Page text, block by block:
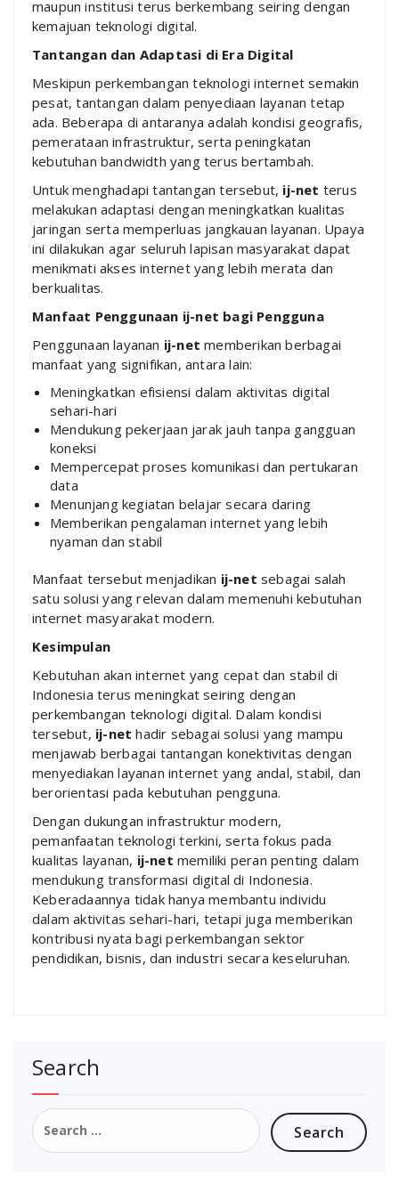
maupun institusi terus berkembang seiring dengan
kemajuan teknologi digital.
Tantangan dan Adaptasi di Era Digital
Meskipun perkembangan teknologi internet semakin
pesat, tantangan dalam penyediaan layanan tetap
ada. Beberapa di antaranya adalah kondisi geografis,
pemerataan infrastruktur, serta peningkatan
kebutuhan bandwidth yang terus bertambah.
Untuk menghadapi tantangan tersebut, ij-net terus
melakukan adaptasi dengan meningkatkan kualitas
jaringan serta memperluas jangkauan layanan. Upaya
ini dilakukan agar seluruh lapisan masyarakat dapat
menikmati akses internet yang lebih merata dan
berkualitas.
Manfaat Penggunaan ij-net bagi Pengguna
Penggunaan layanan ij-net memberikan berbagai
manfaat yang signifikan, antara lain:
Meningkatkan efisiensi dalam aktivitas digital
sehari-hari
Mendukung pekerjaan jarak jauh tanpa gangguan
koneksi
Mempercepat proses komunikasi dan pertukaran
data
Menunjang kegiatan belajar secara daring
Memberikan pengalaman internet yang lebih
nyaman dan stabil
Manfaat tersebut menjadikan ij-net sebagai salah
satu solusi yang relevan dalam memenuhi kebutuhan
internet masyarakat modern.
Kesimpulan
Kebutuhan akan internet yang cepat dan stabil di
Indonesia terus meningkat seiring dengan
perkembangan teknologi digital. Dalam kondisi
tersebut, ij-net hadir sebagai solusi yang mampu
menjawab berbagai tantangan konektivitas dengan
menyediakan layanan internet yang andal, stabil, dan
berorientasi pada kebutuhan pengguna.
Dengan dukungan infrastruktur modern,
pemanfaatan teknologi terkini, serta fokus pada
kualitas layanan, ij-net memiliki peran penting dalam
mendukung transformasi digital di Indonesia.
Keberadaannya tidak hanya membantu individu
dalam aktivitas sehari-hari, tetapi juga memberikan
kontribusi nyata bagi perkembangan sektor
pendidikan, bisnis, dan industri secara keseluruhan.
Search
Search
for: